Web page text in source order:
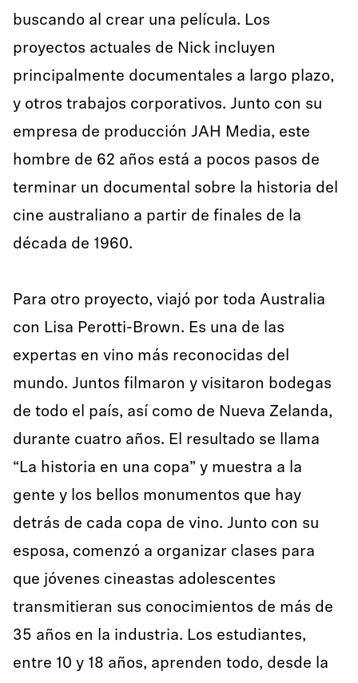
buscando al crear una película. Los
proyectos actuales de Nick incluyen
principalmente documentales a largo plazo,
y otros trabajos corporativos. Junto con su
empresa de producción JAH Media, este
hombre de 62 años está a pocos pasos de
terminar un documental sobre la historia del
cine australiano a partir de finales de la
década de 1960.
Para otro proyecto, viajó por toda Australia
con Lisa Perotti-Brown. Es una de las
expertas en vino más reconocidas del
mundo. Juntos filmaron y visitaron bodegas
de todo el país, así como de Nueva Zelanda,
durante cuatro años. El resultado se llama
“La historia en una copa” y muestra a la
gente y los bellos monumentos que hay
detrás de cada copa de vino. Junto con su
esposa, comenzó a organizar clases para
que jóvenes cineastas adolescentes
transmitieran sus conocimientos de más de
35 años en la industria. Los estudiantes,
entre 10 y 18 años, aprenden todo, desde la